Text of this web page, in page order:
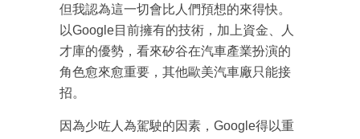
但我認為這一切會比人們預想的來得快。
以Google目前擁有的技術，加上資金、人
才庫的優勢，看來矽谷在汽車產業扮演的
角色愈來愈重要，其他歐美汽車廠只能接
招。
因為少咗人為駕駛的因素，Google得以重